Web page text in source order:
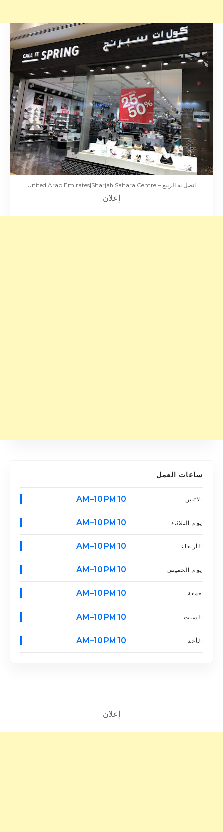
اتصل به الربيع – United Arab Emirates|Sharjah|Sahara Centre
إعلان
ساعات العمل
الاثنين 10 AM–10 PM
يوم الثلاثاء 10 AM–10 PM
الأربعاء 10 AM–10 PM
يوم الخميس 10 AM–10 PM
جمعة 10 AM–10 PM
السبت 10 AM–10 PM
الأحد 10 AM–10 PM
إعلان